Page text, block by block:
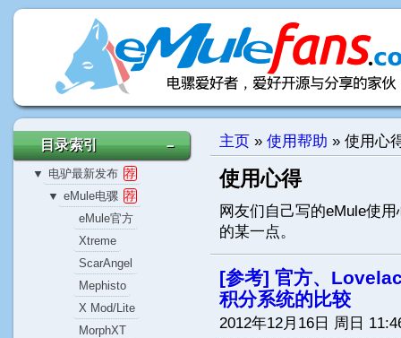
主页 » 使用帮助 » 使用心
使用心得
网友们自己写的eMule使
的某一点。
[参考] 官方、
积分系统的比较
2012年12月16日 周日
目录索引 －
▼ 电驴最新发布 荐
▼ eMule电骡 荐
eMule官方
Xtreme
ScarAngel
Mephisto
X Mod/Lite
MorphXT